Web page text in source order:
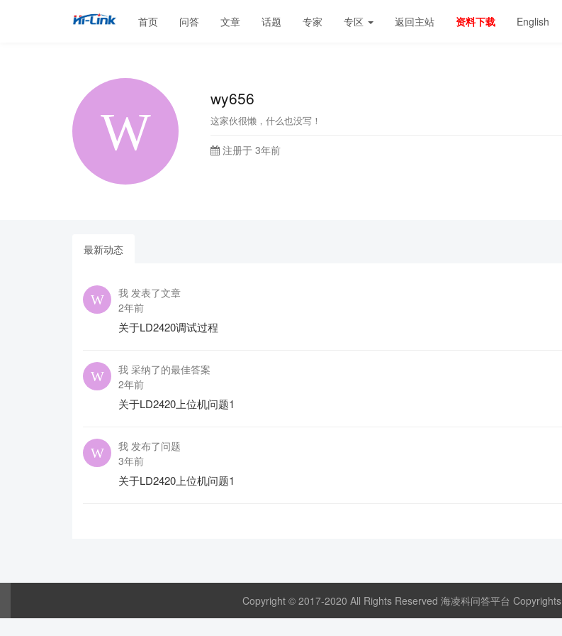
首页 问答 文章 话题 专家 专区 返回主站 资料下载 English
wy656
这家伙很懒，什么也没写！
注册于 3年前
最新动态
我 发表了文章
2年前
关于LD2420调试过程
我 采纳了的最佳答案
2年前
关于LD2420上位机问题1
我 发布了问题
3年前
关于LD2420上位机问题1
Copyright © 2017-2020 All Rights Reserved 海凌科问答平台 Copyrights